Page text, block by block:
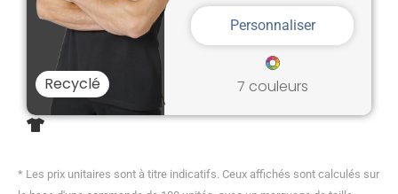
Recyclé
Personnaliser
7 couleurs
* Les prix unitaires sont à titre indicatifs. Ceux affichés sont calculés sur